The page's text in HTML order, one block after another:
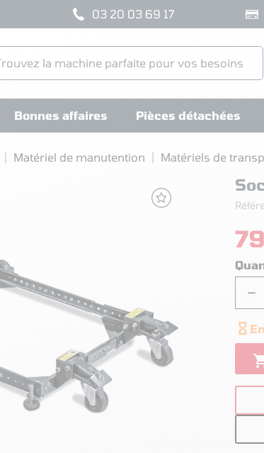
03 20 03 69 17
Bonnes affaires Pièces détachées
Matériel de manutention Matériels de
−
